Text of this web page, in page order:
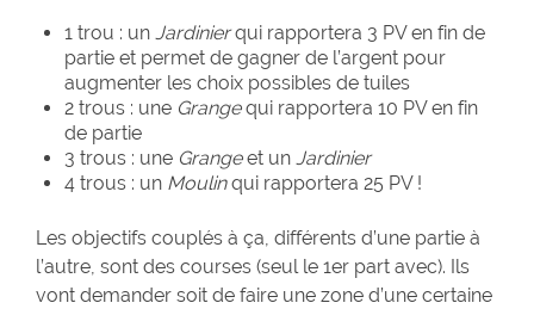
1 trou : un Jardinierqui rapportera 3 PV en fin de
partie et permet de gagner de l’argent pour
augmenter les choix possibles de tuiles
2 trous : une Grangequi rapportera 10 PV en fin
de partie
3 trous : une Grangeet un Jardinier
4 trous : un Moulinqui rapportera 25 PV !
Les objectifs couplés à ça, différents d’une partie à
l’autre, sont des courses (seul le 1er part avec). Ils
vont demander soit de faire une zone d’une certaine